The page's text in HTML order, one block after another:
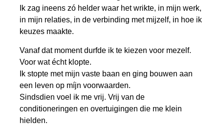
Ik zag ineens zó helder waar het wrikte, in mijn werk,
in mijn relaties, in de verbinding met mijzelf, in hoe ik
keuzes maakte.
Vanaf dat moment durfde ik te kiezen voor mezelf.
Voor wat écht klopte.
Ik stopte met mijn vaste baan en ging bouwen aan
een leven op míjn voorwaarden.
Sindsdien voel ik me vrij. Vrij van de
conditioneringen en overtuigingen die me klein
hielden.